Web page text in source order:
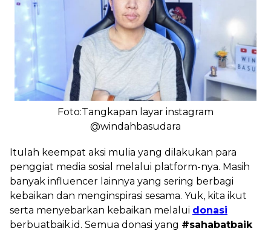
Foto:Tangkapan layar instagram
@windahbasudara
Itulah keempat aksi mulia yang dilakukan para
penggiat media sosial melalui platform-nya. Masih
banyak influencer lainnya yang sering berbagi
kebaikan dan menginspirasi sesama. Yuk, kita ikut
serta menyebarkan kebaikan melalui donasi
berbuatbaik.id. Semua donasi yang #sahabatbaik